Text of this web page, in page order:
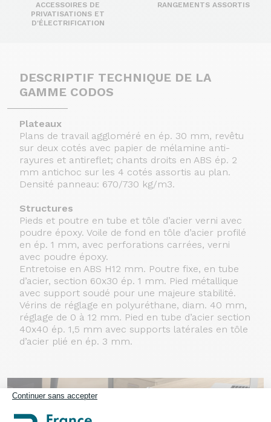
Continuer sans accepter
ACCESSOIRES DE
PRIVATISATIONS ET
D'ÉLECTRIFICATION
RANGEMENTS ASSORTIS
DESCRIPTIF TECHNIQUE DE LA
GAMME CODOS
Plateaux
Plans de travail aggloméré en ép. 30 mm, revêtu
sur deux cotés avec papier de mélamine anti-
rayures et antireflet; chants droits en ABS ép. 2
mm antichoc sur les 4 cotés assortis au plan.
Densité panneau: 670/730 kg/m3.
Structures
Pieds et poutre en tube et tôle d’acier verni avec
poudre époxy. Voile de fond en tôle d’acier profilé
en ép. 1 mm, avec perforations carrées, verni
avec poudre époxy.
Entretoise en ABS H12 mm. Poutre fixe, en tube
d’acier, section 60x30 ép. 1 mm. Pied métallique
avec support soudé pour une majeure stabilité.
Vérins de réglage en polyuréthane, diam. 40 mm,
réglage de 0 à 12 mm. Pied en tube d’acier section
40x40 ép. 1,5 mm avec supports latérales en tôle
d’acier plié en ép. 3 mm.